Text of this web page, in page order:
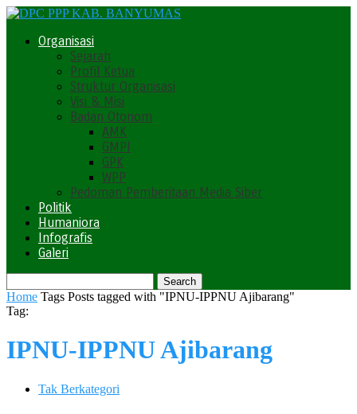
Organisasi
Sejarah
Profil Ketua
Struktur Organisasi
Visi & Misi
Badan Otonom
AMK
GMPI
GPK
WPP
Pedoman Pemberitaan Media Siber
Politik
Humaniora
Infografis
Galeri
Home Tags Posts tagged with "IPNU-IPPNU Ajibarang"
Tag:
IPNU-IPPNU Ajibarang
Tak Berkategori